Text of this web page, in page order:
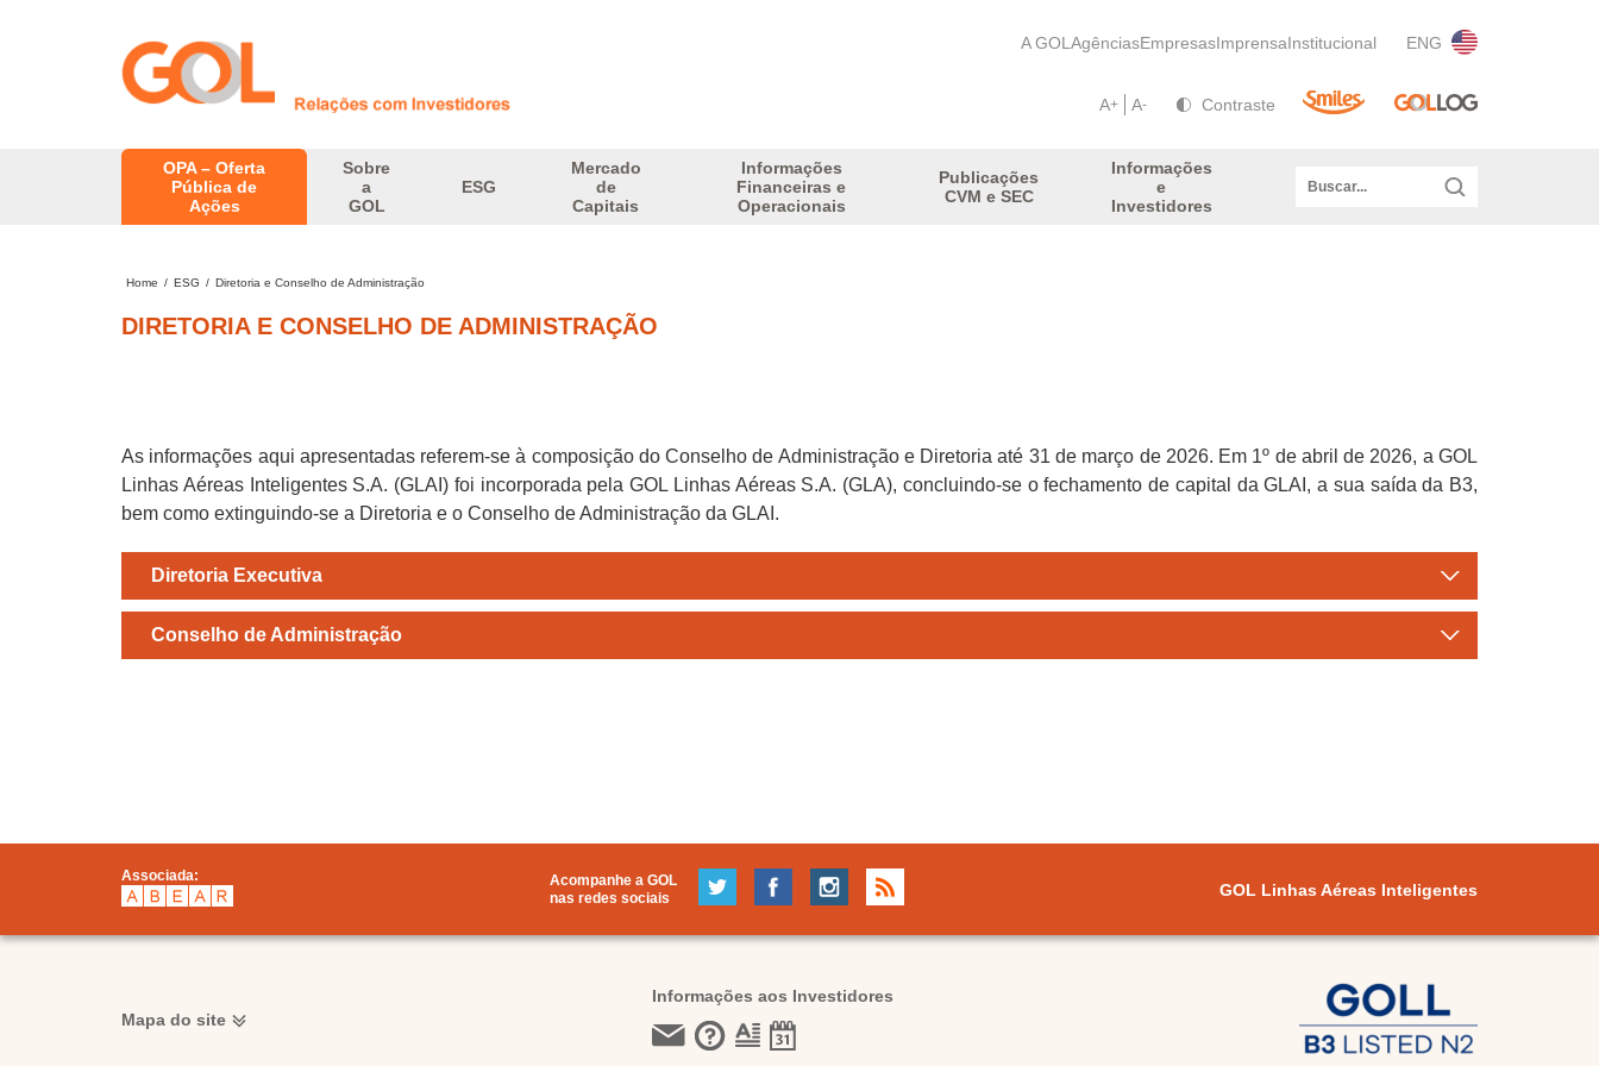
A GOL AgênciasEmpresasImprensaInstitucional ENG
A+ A- Contraste
OPA – Oferta
Pública de
Ações
Sobre
a
GOL
ESG
Mercado
de
Capitais
Informações
Financeiras e
Operacionais
Publicações
CVM e SEC
Informações
e
Investidores
Home / ESG / Diretoria e Conselho de Administração
DIRETORIA E CONSELHO DE ADMINISTRAÇÃO
As informações aqui apresentadas referem-se à composição do Conselho de Administração e Diretoria até 31 de março de 2026. Em 1º de abril de 2026, a GOL
Linhas Aéreas Inteligentes S.A. (GLAI) foi incorporada pela GOL Linhas Aéreas S.A. (GLA), concluindo-se o fechamento de capital da GLAI, a sua saída da B3,
bem como extinguindo-se a Diretoria e o Conselho de Administração da GLAI.
Diretoria Executiva
Conselho de Administração
Associada:
Acompanhe a GOL
nas redes sociais
GOL Linhas Aéreas Inteligentes
Mapa do site
Informações aos Investidores